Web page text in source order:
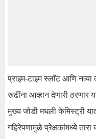
प्राइम-टाइम स्लॉट आणि नव्या
रूढींना आव्हान देणारी ठरणार
मुख्य जोडी मधली केमिस्ट्री
गहिरेपणामुळे प्रेक्षकांमध्ये